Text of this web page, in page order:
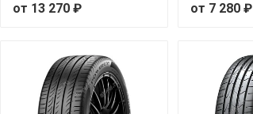
от 13 270 ₽ от 7 280 ₽